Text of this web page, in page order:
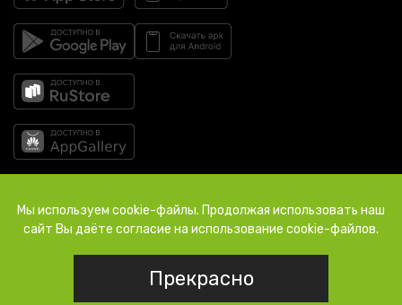
Добавить в корзину
© 2026 Росинтер Ресторантс «Шикари», Россия, г. Омск, тел.: +7 (381)
925‐000
Мы используем cookie-файлы. Продолжая использовать наш
сайт Вы даёте согласие на использование cookie-файлов.
Прекрасно